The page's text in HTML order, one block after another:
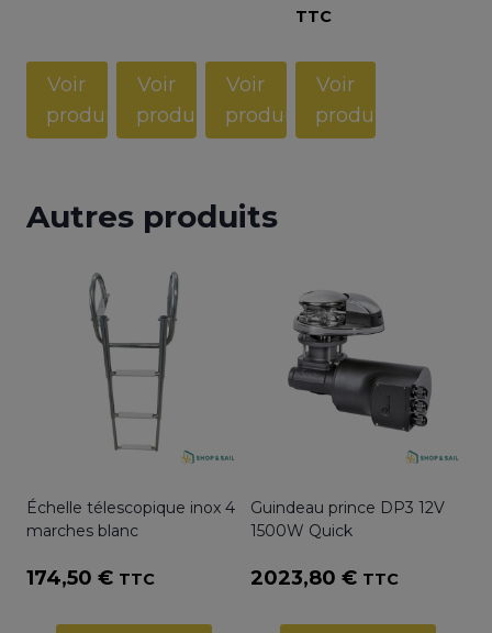
Voir
produit
Voir
produit
Voir
produit
Plage
prix :
461,69 €
à
TTC
Voir
produit
Autres produits
Échelle télescopique inox 4
marches blanc
174,50 € TTC
Guindeau prince DP3 12V
1500W Quick
2023,80 € TTC